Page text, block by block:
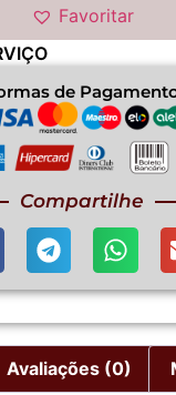
Favoritar
de
Compartilhe
Avaliações (0)